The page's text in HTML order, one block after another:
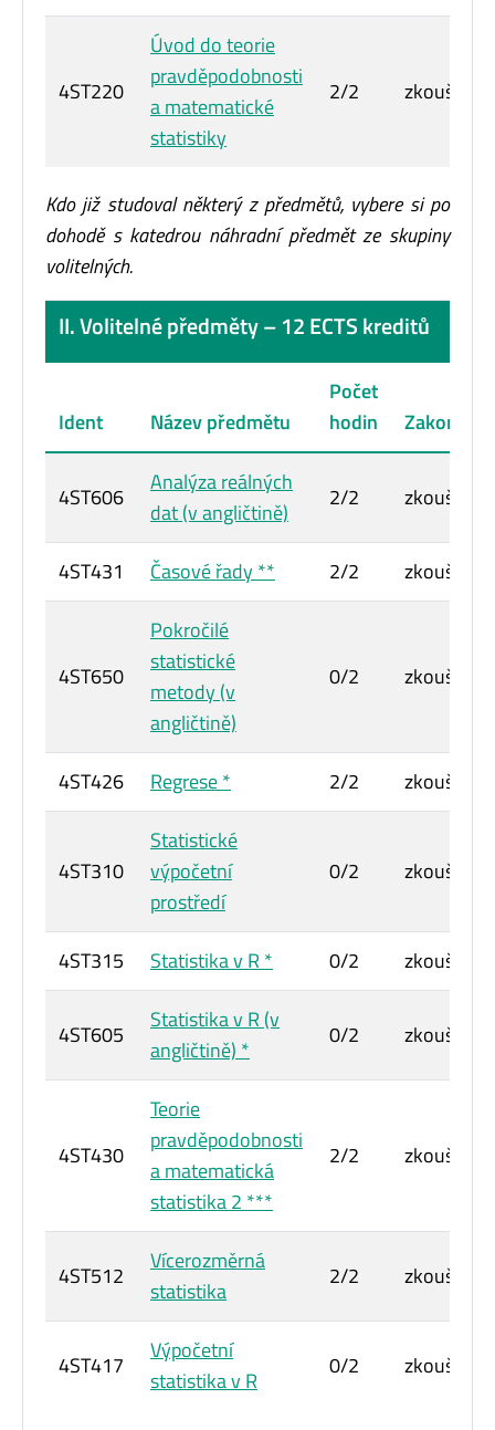
4ST220
Úvod do teorie
pravděpodobnosti
a matematické
statistiky
2/2 zkouška
Kdo již studoval některý z předmětů, vybere si po
dohodě s katedrou náhradní předmět ze skupiny
volitelných.
II. Volitelné předměty – 12 ECTS kreditů
Ident Název předmětu
Počet
hodin
Zakončení
4ST606
Analýza reálných
dat (v angličtině)
2/2 zkouška
4ST431 Časové řady ** 2/2 zkouška
4ST650
Pokročilé
statistické
metody (v
angličtině)
0/2 zkouška
4ST426 Regrese * 2/2 zkouška
4ST310
Statistické
výpočetní
prostředí
0/2 zkouška
4ST315 Statistika v R * 0/2 zkouška
4ST605
Statistika v R (v
angličtině) *
0/2 zkouška
4ST430
Teorie
pravděpodobnosti
a matematická
statistika 2 ***
2/2 zkouška
4ST512
Vícerozměrná
statistika
2/2 zkouška
4ST417
Výpočetní
statistika v R
0/2 zkouška